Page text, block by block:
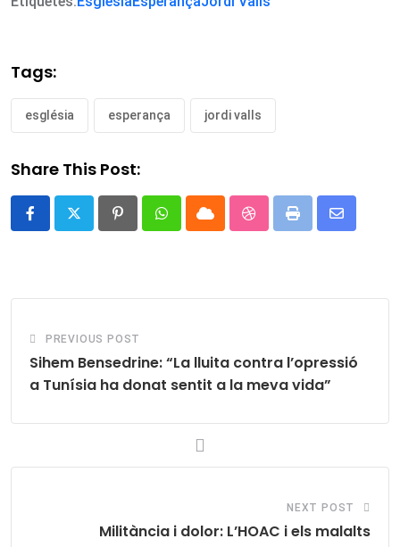
Tags:
església esperança jordi valls
Share This Post:
PinterestWhatsappCloud StumbleUpon
Print
Share
PREVIOUS POST
Sihem Bensedrine: “La lluita contra l’opressió
a Tunísia ha donat sentit a la meva vida”
NEXT POST
Militància i dolor: L’HOAC i els malalts